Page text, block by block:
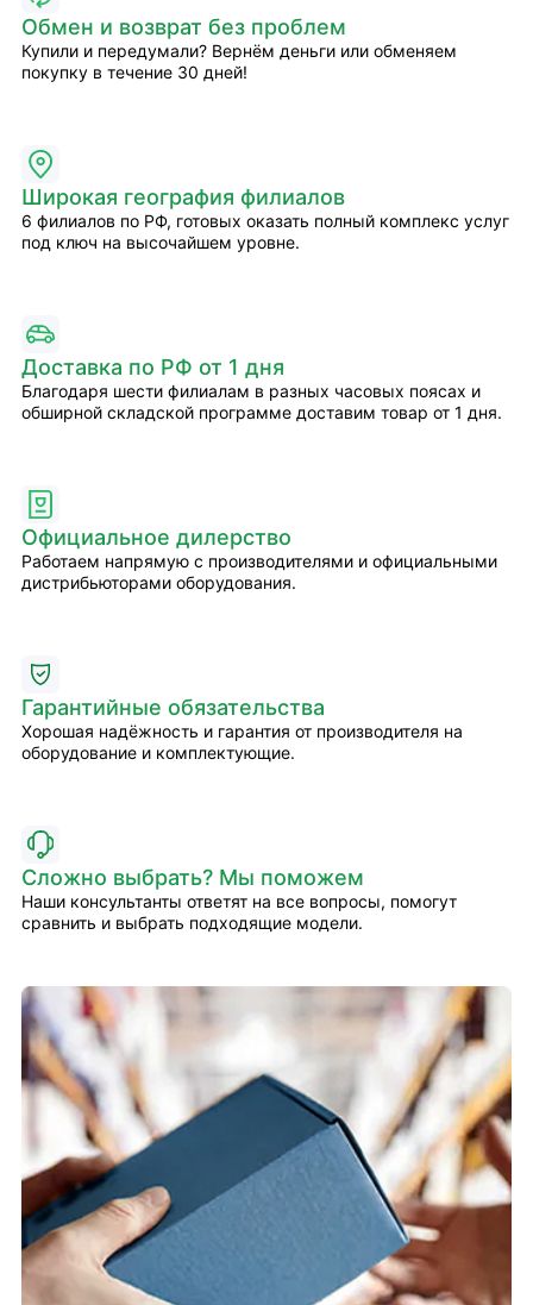
Обмен и возврат без проблем
Купили и передумали? Вернём деньги или обменяем
покупку в течение 30 дней!
Широкая география филиалов
6 филиалов по РФ, готовых оказать полный комплекс услуг
под ключ на высочайшем уровне.
Доставка по РФ от 1 дня
Благодаря шести филиалам в разных часовых поясах и
обширной складской программе доставим товар от 1 дня.
Официальное дилерство
Работаем напрямую с производителями и официальными
дистрибьюторами оборудования.
Гарантийные обязательства
Хорошая надёжность и гарантия от производителя на
оборудование и комплектующие.
Сложно выбрать? Мы поможем
Наши консультанты ответят на все вопросы, помогут
сравнить и выбрать подходящие модели.